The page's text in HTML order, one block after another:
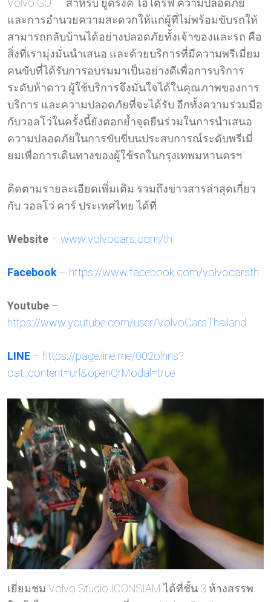
Volvo GO สำหรับ ยูดริ้งค์ ไอไดรฟ์ ความปลอดภัย
และการอำนวยความสะดวกให้แก่ผู้ที่ไม่พร้อมขับรถให้
สามารถกลับบ้านได้อย่างปลอดภัยทั้งเจ้าของและรถ คือ
สิ่งที่เรามุ่งมั่นนำเสนอ และด้วยบริการที่มีความพรีเมี่ยม
คนขับที่ได้รับการอบรมมาเป็นอย่างดีเพื่อการบริการ
ระดับห้าดาว ผู้ใช้บริการจึงมั่นใจได้ในคุณภาพของการ
บริการ และความปลอดภัยที่จะได้รับ อีกทั้งความร่วมมือ
กับวอลโว่ในครั้งนี้ยังตอกย้ำจุดยืนร่วมในการนำเสนอ
ความปลอดภัยในการขับขี่บนประสบการณ์ระดับพรีเมี่
ยมเพื่อการเดินทางของผู้ใช้รถในกรุงเทพมหานครฯ”
ติดตามรายละเอียดเพิ่มเติม รวมถึงข่าวสารล่าสุดเกี่ยว
กับ วอลโว่ คาร์ ประเทศไทย ได้ที่
Website – www.volvocars.com/th
Facebook – https://www.facebook.com/volvocarsth
Youtube –
https://www.youtube.com/user/VolvoCarsThailand
LINE – https://page.line.me/002olnns?
oat_content=url&openQrModal=true
เยี่ยมชม Volvo Studio ICONSIAM ได้ที่ชั้น 3 ห้างสรรพ